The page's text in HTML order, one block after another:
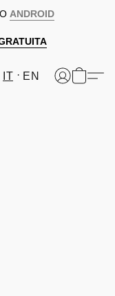
ANDROID
IT EN